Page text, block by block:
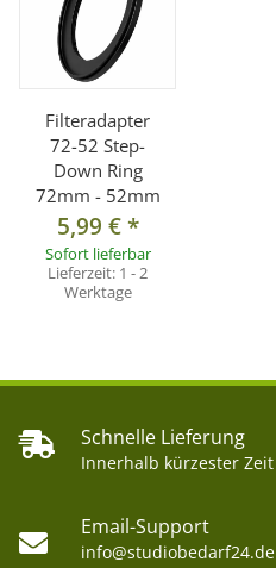
Filteradapter
72-52 Step-
Down Ring
72mm - 52mm
5,99 €*
Sofort lieferbar
Lieferzeit: 1 - 2
Werktage
Schnelle Lieferung
Innerhalb kürzester Zeit
Email-Support
info@studiobedarf24.de